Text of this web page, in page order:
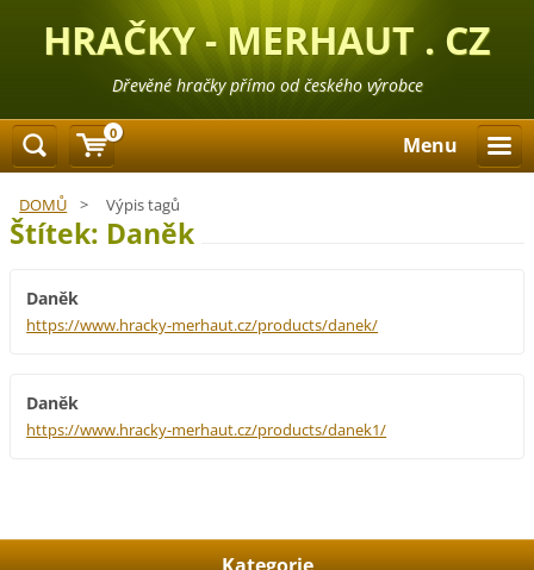
HRAČKY - MERHAUT . CZ
Dřevěné hračky přímo od českého výrobce
Menu
DOMŮ > Výpis tagů
Štítek: Daněk
Daněk
https://www.hracky-merhaut.cz/products/danek/
Daněk
https://www.hracky-merhaut.cz/products/danek1/
0